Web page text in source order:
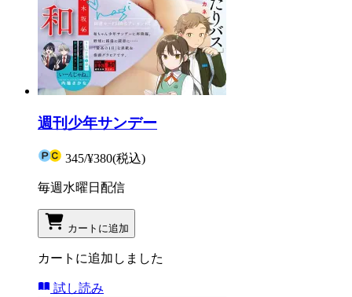
週刊少年サンデー
345/¥380(税込)
毎週水曜日配信
カートに追加
カートに追加しました
試し読み